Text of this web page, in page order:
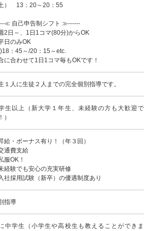
土） 13：20～20：55
≪ 自己申告制シフト ≫------
2日～、1日1コマ(80分)からOK
日のみOK
：45～/20：15～etc.
に合わせて1日1コマ毎もOKです！
１人に生徒２人までの完全個別指導です。
生以上（新大学１年生、未経験の方も大歓迎で
）
給・ボーナス有り！（年３回）
通費支給
服OK！
経験でも安心の充実研修
社採用試験（新卒）の優遇制度あり
指導
中学生（小学生や高校生も教えることができま